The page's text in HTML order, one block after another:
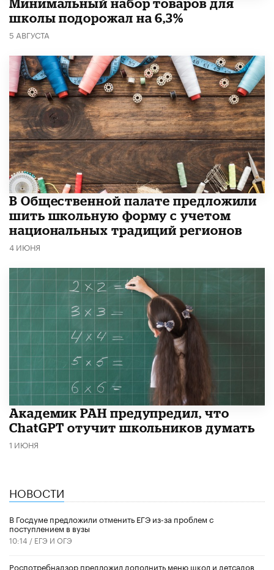
Минимальный набор товаров для
школы подорожал на 6,3%
5 АВГУСТА
В Общественной палате предложили
шить школьную форму с учетом
национальных традиций регионов
4 ИЮНЯ
Академик РАН предупредил, что
ChatGPT отучит школьников думать
1 ИЮНЯ
НОВОСТИ
В Госдуме предложили отменить ЕГЭ из-за проблем с
поступлением в вузы
10:14 / ЕГЭ И ОГЭ
Роспотребнадзор предложил дополнить меню школ и детсадов